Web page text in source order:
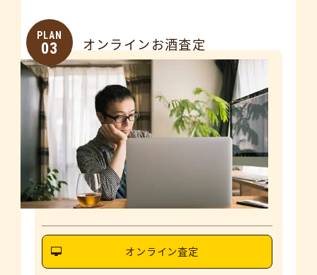
PLAN
03 オンラインお酒査定
オンライン査定